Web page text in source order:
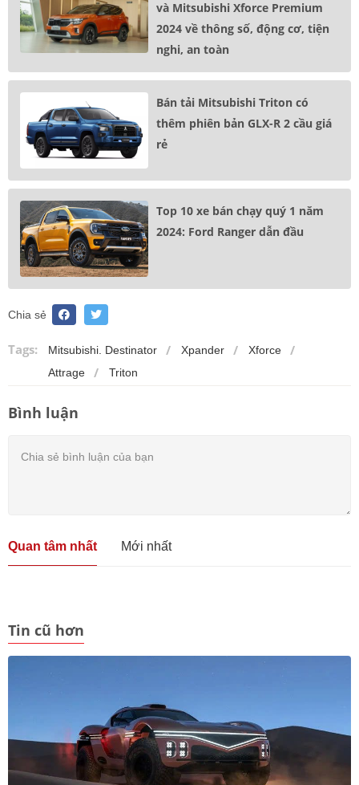
và Mitsubishi Xforce Premium
2024 về thông số, động cơ, tiện
nghi, an toàn
Bán tải Mitsubishi Triton có
thêm phiên bản GLX-R 2 cầu giá
rẻ
Top 10 xe bán chạy quý 1 năm
2024: Ford Ranger dẫn đầu
Chia sẻ
Tags: Mitsubishi. Destinator Xpander
Xforce
Attrage
Triton
Bình luận
Quan tâm nhất Mới nhất
Tin cũ hơn